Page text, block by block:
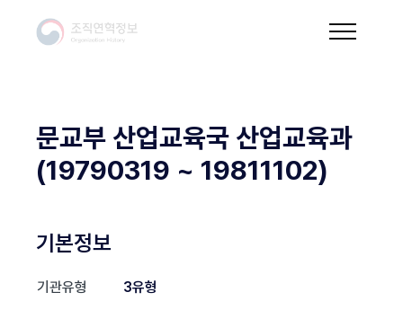
문교부 산업교육국 산업교육과
(19790319 ~ 19811102)
기본정보
기관유형
3유형